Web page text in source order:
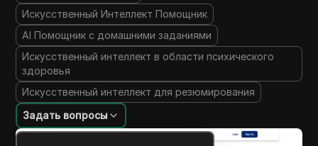
Искусственный Интеллект Помощник
AI Помощник с домашними заданиями
Искусственный интеллект в области психического
здоровья
Искусственный интеллект для резюмирования
Задать вопросы